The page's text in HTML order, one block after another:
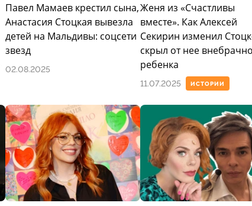
Павел Мамаев крестил сына,
Анастасия Стоцкая вывезла
детей на Мальдивы: соцсети
звезд
02.08.2025
ИСТОРИИ
Женя из «Счастливы
вместе». Как Алексей
Секирин изменил
скрыл от нее
ребенка
11.07.2025